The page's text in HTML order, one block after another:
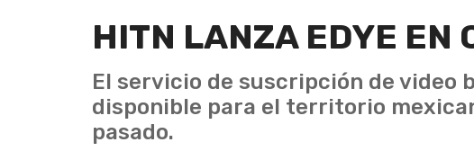
HITN LANZA EDYE EN
El servicio de suscripción de video
disponible para el territorio
pasado.